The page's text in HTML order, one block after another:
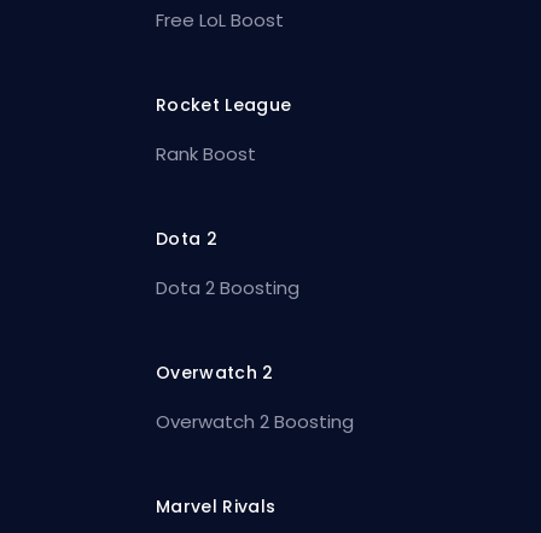
Free LoL Boost
Rocket League
Rank Boost
Dota 2
Dota 2 Boosting
Overwatch 2
Overwatch 2 Boosting
Marvel Rivals